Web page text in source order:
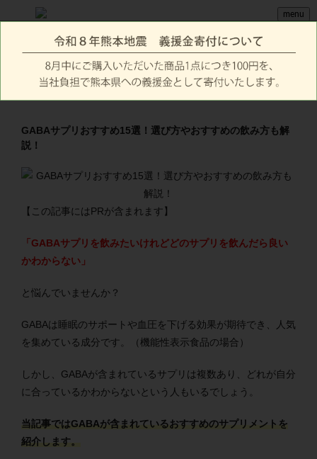
menu
GABAサプリおすすめ15選！選び方やおすすめの飲み方も解
説！
【この記事にはPRが含まれます】
「GABAサプリを飲みたいけれどどのサプリを飲んだら良い
かわからない」
と悩んでいませんか？
GABAは睡眠のサポートや血圧を下げる効果が期待でき、人気
を集めている成分です。（機能性表示食品の場合）
しかし、GABAが含まれているサプリは複数あり、どれが自分
に合っているかわからないという人もいるでしょう。
当記事ではGABAが含まれているおすすめのサプリメントを
紹介します。